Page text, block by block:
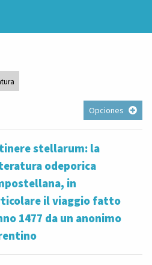
Opciones
stellarum: la
odeporica
in
il viaggio fatto
1477 da un anonimo